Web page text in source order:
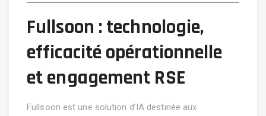
Fullsoon : technologie,
efficacité opérationnelle
et engagement RSE
Fullsoon est une solution d’IA destinée aux